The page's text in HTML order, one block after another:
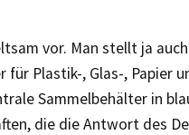
vor. Man stellt ja
Plastik-, Glas-, Papier
Sammelbehälter in
die die Antwort des